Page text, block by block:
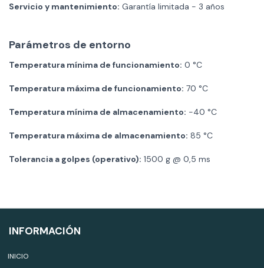
Servicio y mantenimiento: Garantía limitada - 3 años
Parámetros de entorno
Temperatura mínima de funcionamiento: 0 °C
Temperatura máxima de funcionamiento: 70 °C
Temperatura mínima de almacenamiento: -40 °C
Temperatura máxima de almacenamiento: 85 °C
Tolerancia a golpes (operativo): 1500 g @ 0,5 ms
INFORMACIÓN
INICIO